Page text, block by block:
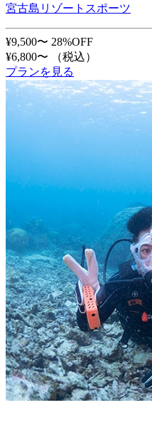
宮古島リゾートスポーツ
¥9,500〜 28%OFF
¥6,800〜
（税込）
プランを見る